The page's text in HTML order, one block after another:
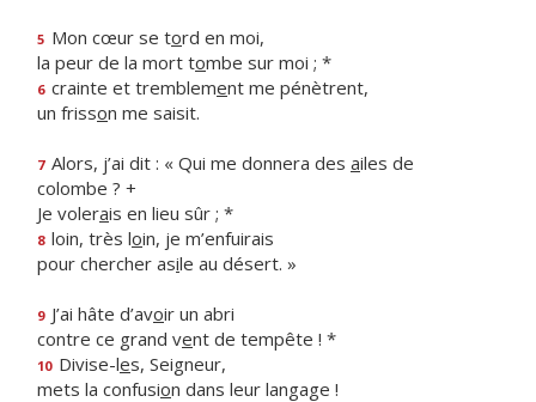
5 Mon cœur se tord en moi,
la peur de la mort tombe sur moi ; *
6 crainte et tremblement me pénètrent,
un frisson me saisit.
7 Alors, j’ai dit : « Qui me donnera des ailes de
colombe ? +
Je volerais en lieu sûr ; *
8 loin, très loin, je m’enfuirais
pour chercher asile au désert. »
9 J’ai hâte d’avoir un abri
contre ce grand vent de tempête ! *
10 Divise-les, Seigneur,
mets la confusion dans leur langage !